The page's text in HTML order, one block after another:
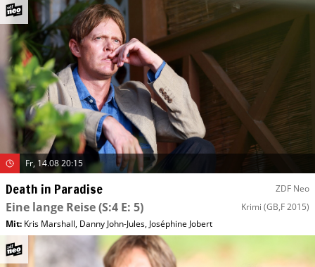
Fr, 14.08 20:15
Death in Paradise ZDF Neo
Eine lange Reise(S:4 E: 5) Krimi (GB,F 2015)
Mit: Kris Marshall, Danny John-Jules, Joséphine Jobert